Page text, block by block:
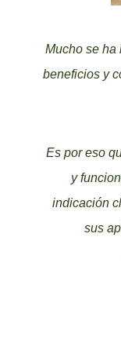
Mucho se ha
beneficios y
Es por eso
y
indicación
sus